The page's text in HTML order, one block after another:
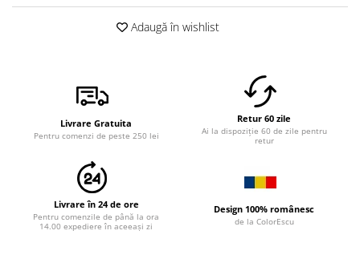
Adaugă în wishlist
Livrare Gratuita
Pentru comenzi de peste 250 lei
Retur 60 zile
Ai la dispoziție 60 de zile pentru
retur
Livrare în 24 de ore
Pentru comenzile de până la ora
14.00 expediere în aceeași zi
Design 100% românesc
de la ColorEscu